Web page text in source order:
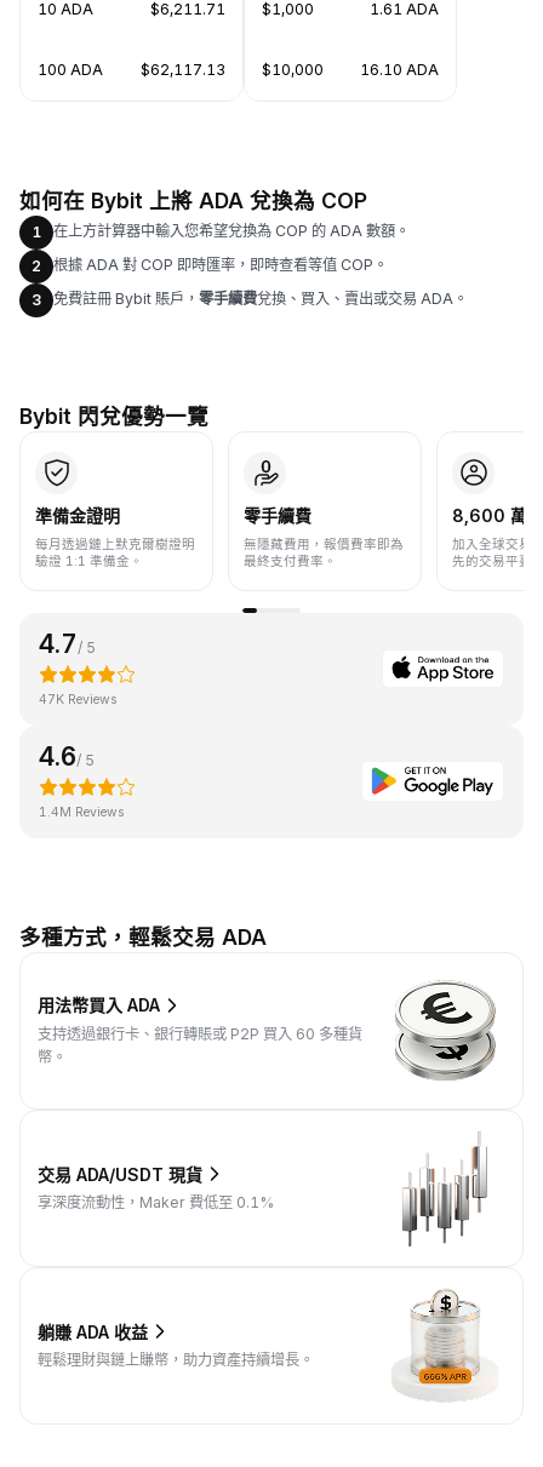
10 ADA $6,211.71
100 ADA $62,117.13
$1,000 1.61 ADA
$10,000 16.10 ADA
如何在 Bybit 上將 ADA 兌換為 COP
1
在上方計算器中輸入您希望兌換為 COP 的 ADA 數額。
2
根據 ADA 對 COP 即時匯率，即時查看等值 COP。
3
免費註冊 Bybit 賬戶， 零手續費兌換、買入、賣出或交易 ADA。
Bybit 閃兌優勢一覽
準備金證明
每月透過鏈上默克爾樹證明
驗證 1:1 準備金。
零手續費
無隱藏費用，報價費率即為
最終支付費率。
8,600 萬+
加入全球交易
先的交易平臺
4.7 / 5
47K Reviews
4.6/ 5
1.4M Reviews
多種方式，輕鬆交易 ADA
用法幣買入 ADA
支持透過銀行卡、銀行轉賬或 P2P 買入 60 多種貨
幣。
交易 ADA/USDT 現貨
享深度流動性，Maker 費低至 0.1%
躺賺 ADA 收益
輕鬆理財與鏈上賺幣，助力資產持續增長。